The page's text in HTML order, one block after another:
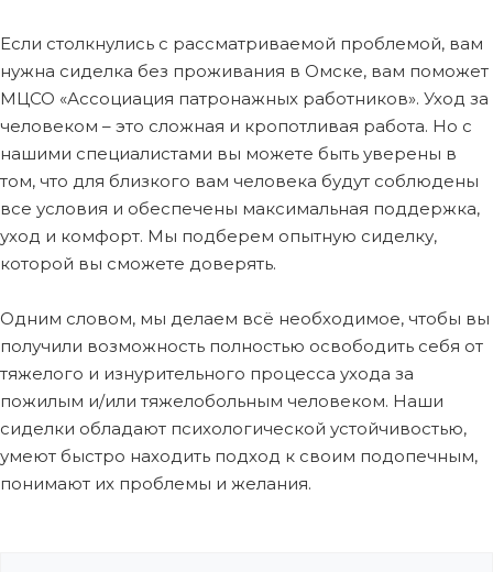
Если столкнулись с рассматриваемой проблемой, вам
нужна сиделка без проживания в Омске, вам поможет
МЦСО «Ассоциация патронажных работников». Уход за
человеком – это сложная и кропотливая работа. Но с
нашими специалистами вы можете быть уверены в
том, что для близкого вам человека будут соблюдены
все условия и обеспечены максимальная поддержка,
уход и комфорт. Мы подберем опытную сиделку,
которой вы сможете доверять.
Одним словом, мы делаем всё необходимое, чтобы вы
получили возможность полностью освободить себя от
тяжелого и изнурительного процесса ухода за
пожилым и/или тяжелобольным человеком. Наши
сиделки обладают психологической устойчивостью,
умеют быстро находить подход к своим подопечным,
понимают их проблемы и желания.